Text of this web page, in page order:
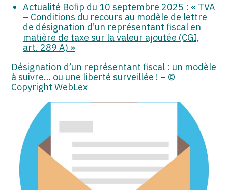
Actualité Bofip du 10 septembre 2025 : « TVA
– Conditions du recours au modèle de lettre
de désignation d’un représentant fiscal en
matière de taxe sur la valeur ajoutée (CGI,
art. 289 A) »
Désignation d’un représentant fiscal : un modèle
à suivre… ou une liberté surveillée ! – ©
Copyright WebLex